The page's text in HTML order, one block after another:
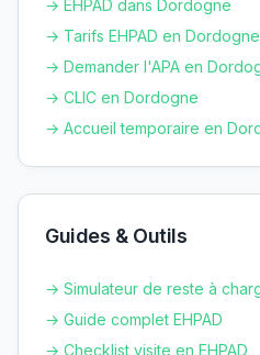
→ EHPAD dans Dordogne
→ Tarifs EHPAD en Dordogne
→ Demander l'APA en
→ CLIC en Dordogne
→ Accueil temporaire en
Guides & Outils
→ Simulateur de reste à
→ Guide complet EHPAD
→ Checklist visite en EHPAD